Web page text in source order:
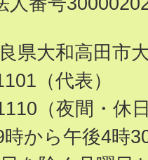
県大和高田市
（代表）
（夜間・休
から午後4時